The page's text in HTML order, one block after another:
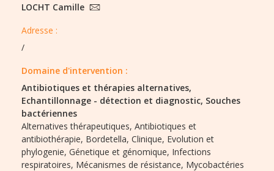
LOCHT Camille
Adresse :
/
Domaine d'intervention :
Antibiotiques et thérapies alternatives,
Echantillonnage - détection et diagnostic, Souches
bactériennes
Alternatives thérapeutiques, Antibiotiques et
antibiothérapie, Bordetella, Clinique, Evolution et
phylogenie, Génetique et génomique, Infections
respiratoires, Mécanismes de résistance, Mycobactéries